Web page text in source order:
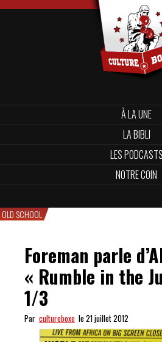
À LA UNE
LA BIBLI
LES PODCASTS
NOTRE COIN
OLD SCHOOL
Foreman parle
« Rumble in the
1/3
Par cultureboxe le 21 juillet 2012